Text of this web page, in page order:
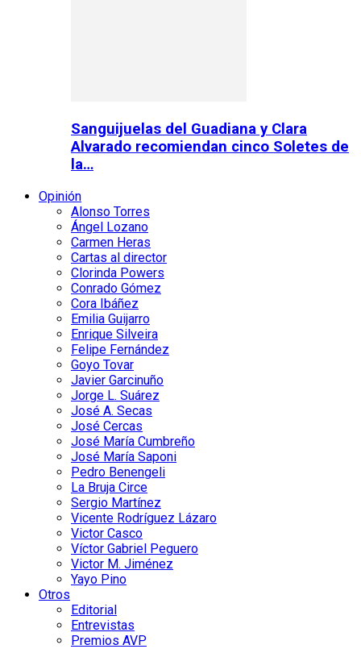
Sanguijuelas del Guadiana y Clara
Alvarado recomiendan cinco Soletes de
la…
Opinión
Alonso Torres
Ángel Lozano
Carmen Heras
Cartas al director
Clorinda Powers
Conrado Gómez
Cora Ibáñez
Emilia Guijarro
Enrique Silveira
Felipe Fernández
Goyo Tovar
Javier Garcinuño
Jorge L. Suárez
José A. Secas
José Cercas
José María Cumbreño
José María Saponi
Pedro Benengeli
La Bruja Circe
Sergio Martínez
Vicente Rodríguez Lázaro
Victor Casco
Víctor Gabriel Peguero
Victor M. Jiménez
Yayo Pino
Otros
Editorial
Entrevistas
Premios AVP